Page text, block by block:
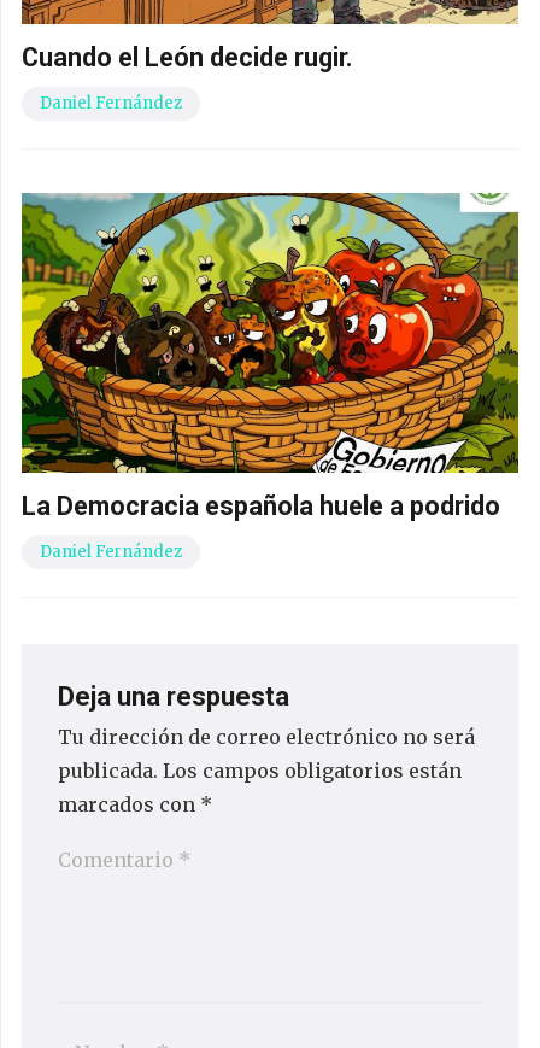
Cuando el León decide rugir.
Daniel Fernández
La Democracia española huele a podrido
Daniel Fernández
Deja una respuesta
Tu dirección de correo electrónico no será
publicada. Los campos obligatorios están
marcados con *